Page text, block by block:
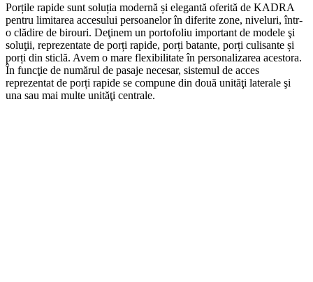
Porțile rapide sunt soluția modernă și elegantă oferită de KADRA
pentru limitarea accesului persoanelor în diferite zone, niveluri, într-
o clădire de birouri. Deţinem un portofoliu important de modele şi
soluţii, reprezentate de porți rapide, porți batante, porți culisante și
porți din sticlă. Avem o mare flexibilitate în personalizarea acestora.
În funcţie de numărul de pasaje necesar, sistemul de acces
reprezentat de porți rapide se compune din două unităţi laterale şi
una sau mai multe unităţi centrale.